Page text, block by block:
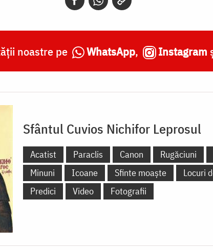
noastre pe WhatsApp, Instagram
Sfântul Cuvios Nichifor Leprosul
Acatist Paraclis Canon
Rugăciuni
Minuni
Icoane Sfinte moaște
Locuri
Predici
Video Fotografii